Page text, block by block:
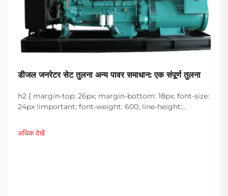
डीजल जनरेटर सेट तुलना अन्य पावर समाधान: एक संपूर्ण तुलना
h2 { margin-top: 26px; margin-bottom: 18px; font-size:
24px !important; font-weight: 600; line-height:
font-size: 20px !important; font-weight: 600; line-
height: ...}
अधिक देखें